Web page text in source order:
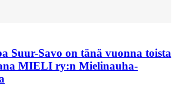
Suur-Savo on tänä vuonna toista
MIELI ry:n Mielinauha-